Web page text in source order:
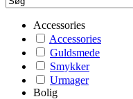
Accessories
Accessories
Guldsmede
Smykker
Urmager
Bolig